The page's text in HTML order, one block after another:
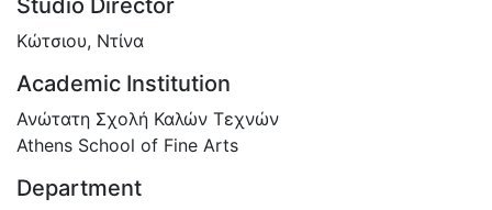
Κώτσιου, Ντίνα
Academic Institution
Ανώτατη Σχολή Καλών Τεχνών
Athens School of Fine Arts
Department